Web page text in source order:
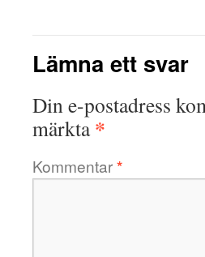
Lämna ett svar
Din e-postadress
märkta*
Kommentar*